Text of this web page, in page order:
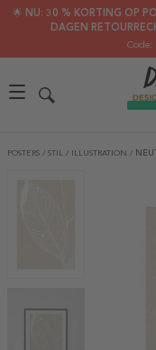
🌟 NU: 30 % KORTING OP
DAGEN
Code:
POSTERS / STIL / ILLUSTRATION /